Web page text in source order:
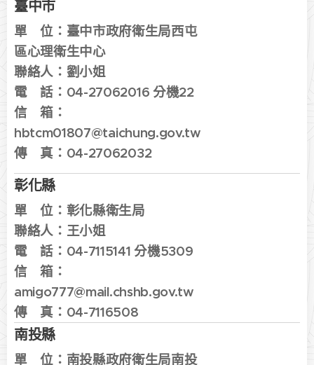
臺中市
單 位： 臺中市政府衛生局西屯
區心理衛生中心
聯絡人： 劉小姐
電 話： 04-27062016 分機22
信 箱：
hbtcm01807@taichung.gov.tw
傳 真： 04-27062032
彰化縣
單 位： 彰化縣衛生局
聯絡人： 王小姐
電 話： 04-7115141 分機5309
信 箱：
amigo777@mail.chshb.gov.tw
傳 真： 04-7116508
南投縣
單 位： 南投縣政府衛生局南投